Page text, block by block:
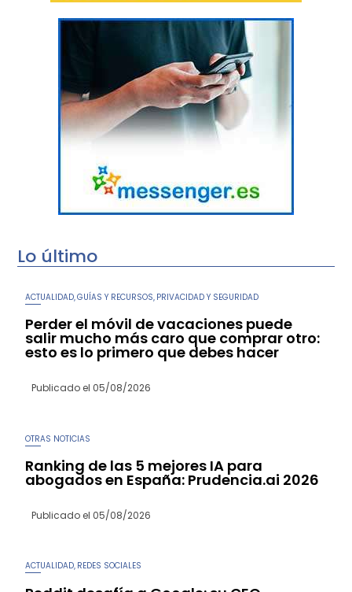
Lo último
ACTUALIDAD ,GUÍAS Y RECURSOS PRIVACIDAD Y SEGURIDAD
Perder el móvil de vacaciones puede
salir mucho más caro que comprar otro:
esto es lo primero que debes hacer
Publicado el 05/08/2026
OTRAS NOTICIAS
Ranking de las 5 mejores IA para
abogados en España: Prudencia.ai 2026
Publicado el 05/08/2026
ACTUALIDAD, REDES SOCIALES